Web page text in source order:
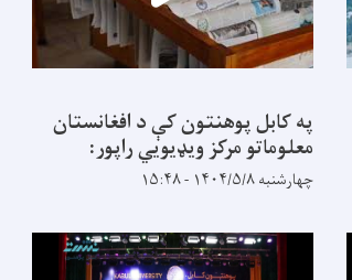
په کابل پوهنتون کې د افغانستان
معلوماتو مرکز ویډیويي راپور:
چهارشنبه ۱۴۰۴/۵/۸ - ۱۵:۴۸